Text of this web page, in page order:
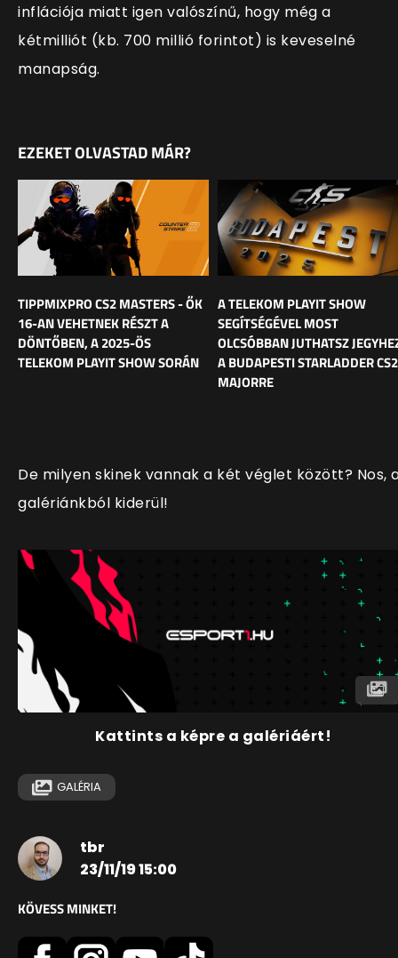
inflációja miatt igen valószínű, hogy még a
kétmilliót (kb. 700 millió forintot) is keveselné
manapság.
EZEKET OLVASTAD MÁR?
TIPPMIXPRO CS2 MASTERS - ŐK
16-AN VEHETNEK RÉSZT A
DÖNTŐBEN, A 2025-ÖS
TELEKOM PLAYIT SHOW SORÁN
A TELEKOM PLAYIT SHOW
SEGÍTSÉGÉVEL MOST
OLCSÓBBAN JUTHATSZ
A BUDAPESTI STARLADDER CS2
MAJORRE
De milyen skinek vannak a két véglet között? Nos,
galériánkból kiderül!
Kattints a képre a galériáért!
GALÉRIA
tbr
23/11/19 15:00
KÖVESS MINKET!